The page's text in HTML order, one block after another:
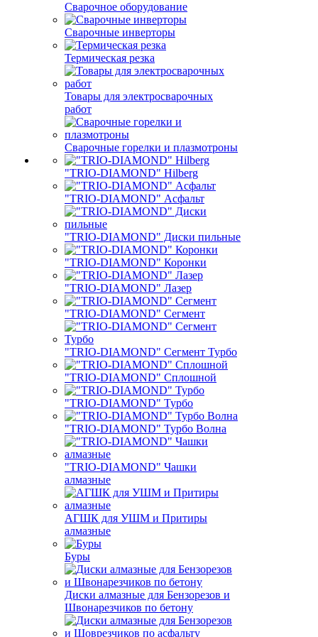
Сварочное оборудование
Сварочные инверторы
Термическая резка
Товары для электросварочных
работ
Сварочные горелки и плазмотроны
"TRIO-DIAMOND" Hilberg
"TRIO-DIAMOND" Асфальт
"TRIO-DIAMOND" Диски пильные
"TRIO-DIAMOND" Коронки
"TRIO-DIAMOND" Лазер
"TRIO-DIAMOND" Сегмент
"TRIO-DIAMOND" Сегмент Турбо
"TRIO-DIAMOND" Сплошной
"TRIO-DIAMOND" Турбо
"TRIO-DIAMOND" Турбо Волна
"TRIO-DIAMOND" Чашки
алмазные
АГШК для УШМ и Притиры
алмазные
Буры
Диски алмазные для Бензорезов и
Швонарезчиков по бетону